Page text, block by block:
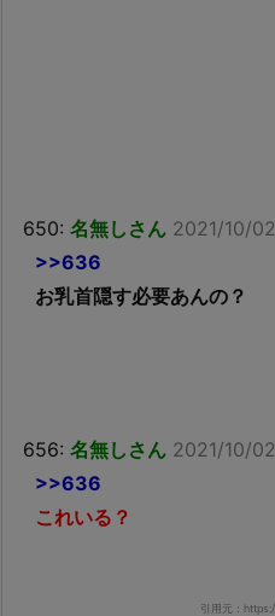
650: 名無しさん 2021/10/
>>636
お乳首隠す必要あんの？
656: 名無しさん 2021/10/
>>636
これいる？
引用元：